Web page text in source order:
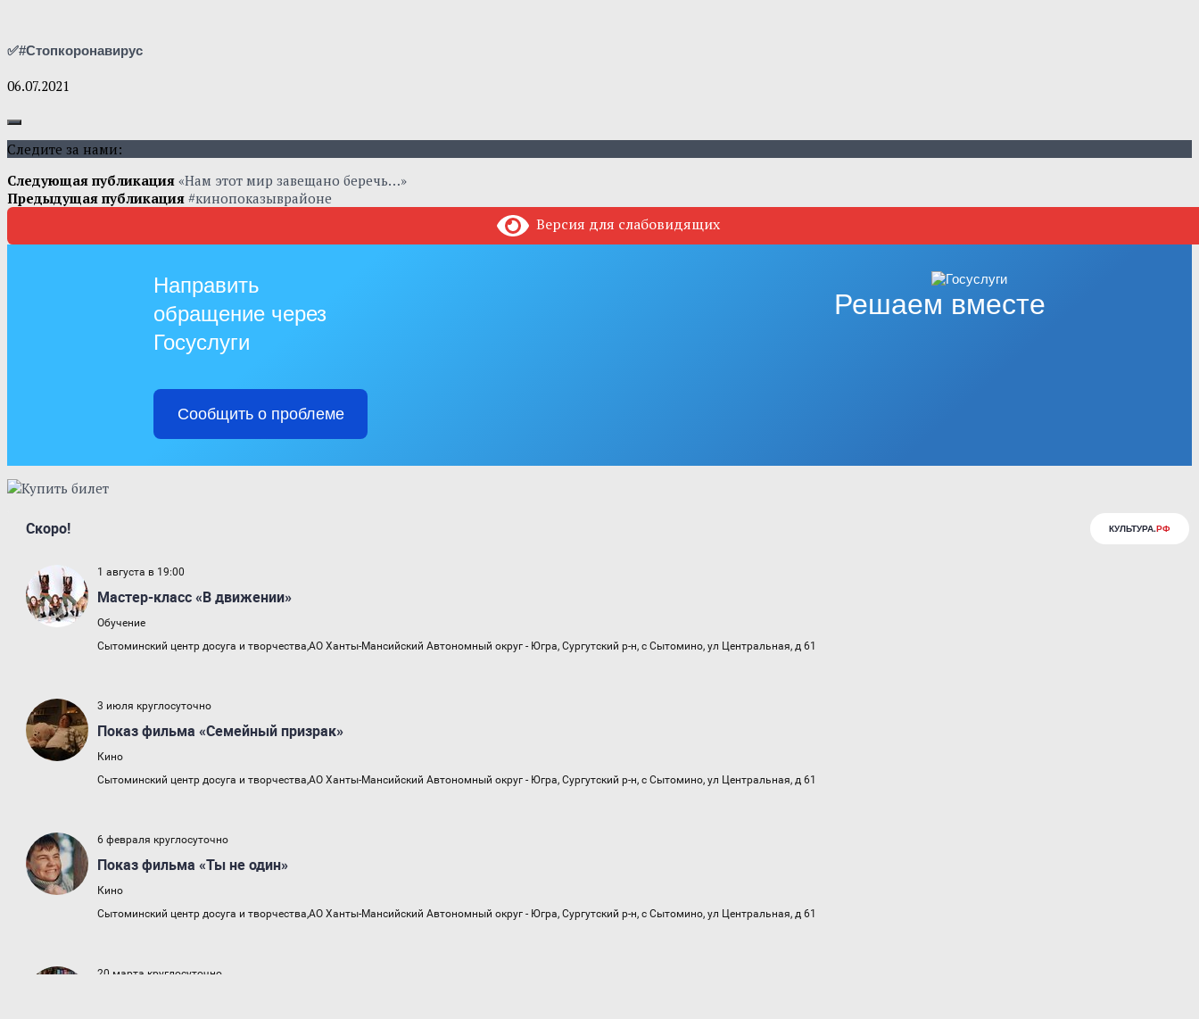
✅#Стопкоронавирус
06.07.2021
Следите за нами:
Следующая публикация «Нам этот мир завещано беречь…»
Предыдущая публикация #кинопоказыврайоне
Версия для слабовидящих
Решаем вместе
Направить
обращение через
Госуслуги
Сообщить о проблеме